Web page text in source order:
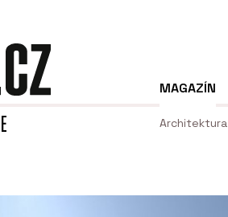
MAGAZÍN
Architektura